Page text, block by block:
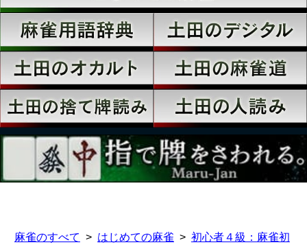
麻雀のすべて はじめての麻雀
初心者４級：麻雀初